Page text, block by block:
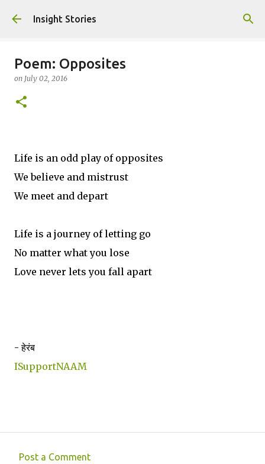
Skip to main content
Insight Stories
Poem: Opposites
on July 02, 2016
Life is an odd play of opposites
We believe and mistrust
We meet and depart
Life is a journey of letting go
No matter what you lose
Love never lets you fall apart
- हेरंब
ISupportNAAM
Post a Comment